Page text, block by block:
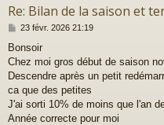
Re: Bilan de la saison et
M
s
s
a
23 févr. 2026 21:19
Bonsoir
Chez moi gros début de saison
Descendre après un petit
ca que des petites
J'ai sorti 10% de moins que l'an
Année correcte pour moi